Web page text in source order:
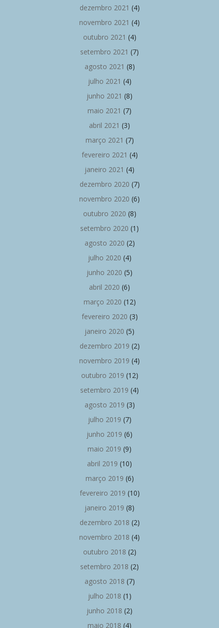
dezembro 2021 (4)
novembro 2021 (4)
outubro 2021 (4)
setembro 2021 (7)
agosto 2021 (8)
julho 2021 (4)
junho 2021 (8)
maio 2021 (7)
abril 2021 (3)
março 2021 (7)
fevereiro 2021 (4)
janeiro 2021 (4)
dezembro 2020 (7)
novembro 2020 (6)
outubro 2020 (8)
setembro 2020 (1)
agosto 2020 (2)
julho 2020 (4)
junho 2020 (5)
abril 2020 (6)
março 2020 (12)
fevereiro 2020 (3)
janeiro 2020 (5)
dezembro 2019 (2)
novembro 2019 (4)
outubro 2019 (12)
setembro 2019 (4)
agosto 2019 (3)
julho 2019 (7)
junho 2019 (6)
maio 2019 (9)
abril 2019 (10)
março 2019 (6)
fevereiro 2019 (10)
janeiro 2019 (8)
dezembro 2018 (2)
novembro 2018 (4)
outubro 2018 (2)
setembro 2018 (2)
agosto 2018 (7)
julho 2018 (1)
junho 2018 (2)
maio 2018 (4)